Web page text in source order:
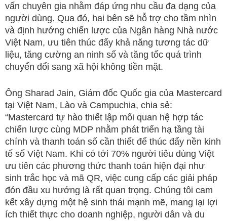
vấn chuyên gia nhằm đáp ứng nhu cầu đa dạng của
người dùng. Qua đó, hai bên sẽ hỗ trợ cho tầm nhìn
và định hướng chiến lược của Ngân hàng Nhà nước
Việt Nam, ưu tiên thúc đẩy khả năng tương tác dữ
liệu, tăng cường an ninh số và tăng tốc quá trình
chuyển đổi sang xã hội không tiền mặt.
Ông Sharad Jain, Giám đốc Quốc gia của Mastercard
tại Việt Nam, Lào và Campuchia, chia sẻ:
“Mastercard tự hào thiết lập mối quan hệ hợp tác
chiến lược cùng MDP nhằm phát triển hạ tầng tài
chính và thanh toán số cần thiết để thúc đẩy nền kinh
tế số Việt Nam. Khi có tới 70% người tiêu dùng Việt
ưu tiên các phương thức thanh toán hiện đại như
sinh trắc học và mã QR, việc cung cấp các giải pháp
đón đầu xu hướng là rất quan trọng. Chúng tôi cam
kết xây dựng một hệ sinh thái mạnh mẽ, mang lại lợi
ích thiết thực cho doanh nghiệp, người dân và du